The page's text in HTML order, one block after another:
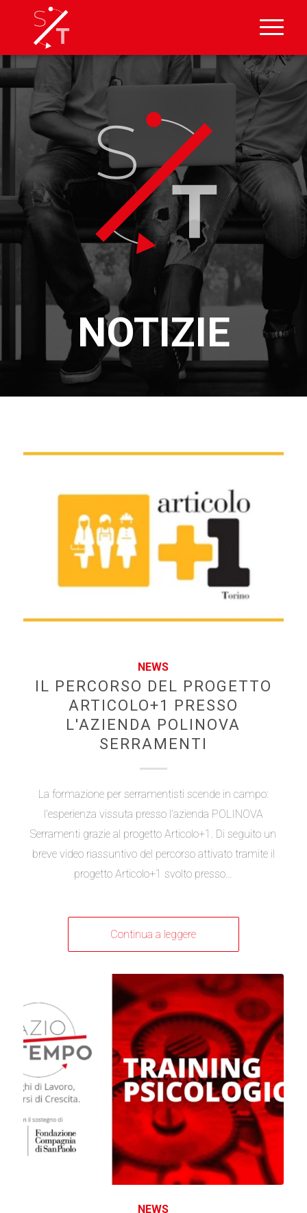
NOTIZIE
NEWS
IL PERCORSO DEL PROGETTO
ARTICOLO+1 PRESSO
L'AZIENDA POLINOVA
SERRAMENTI
La formazione per serramentisti scende in campo:
l'esperienza vissuta presso l'azienda POLINOVA
Serramenti grazie al progetto Articolo+1. Di seguito un
breve video riassuntivo del percorso attivato tramite il
progetto Articolo+1 svolto presso…
Continua a leggere
NEWS